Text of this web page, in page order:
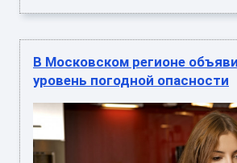
В Московском регионе
уровень погодной опасности